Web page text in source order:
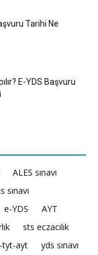
Tarihi Ne
E-YDS Başvuru
ALES sınavı
sınavı
e-YDS
AYT
sts eczacılık
tyt-ayt
yds sınavı